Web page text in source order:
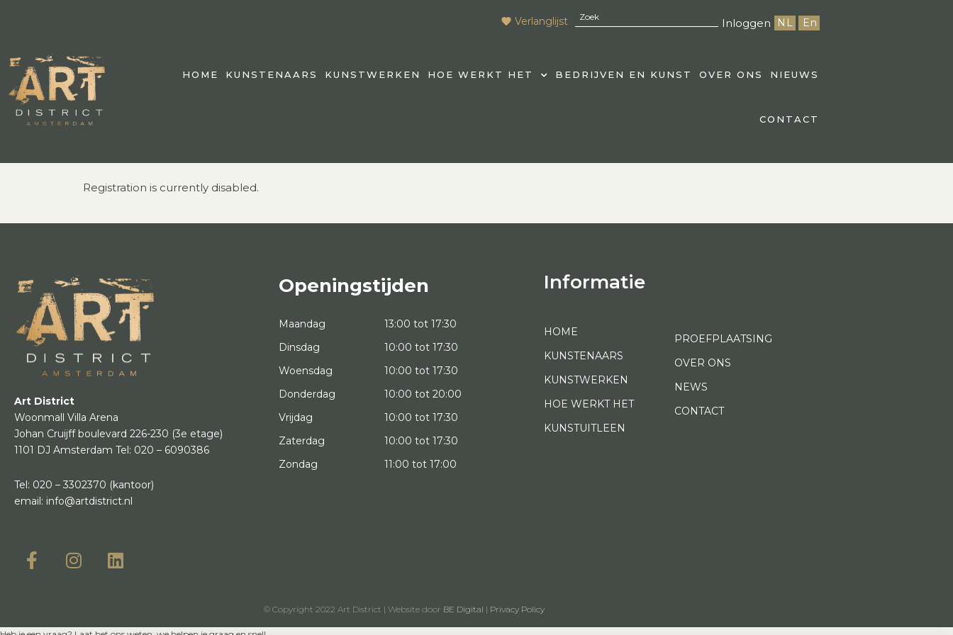
Verlanglijst Inloggen NL En
HOME KUNSTENAARS KUNSTWERKEN HOE WERKT HET BEDRIJVEN EN KUNST OVER ONS NIEUWS
CONTACT
Registration is currently disabled.
Art District
Woonmall Villa Arena
Johan Cruijff boulevard 226-230 (3e etage)
1101 DJ Amsterdam Tel: 020 – 6090386
Tel: 020 – 3302370 (kantoor)
email: info@artdistrict.nl
Openingstijden
Maandag
13:00 tot 17:30
Dinsdag
10:00 tot 17:30
Woensdag
10:00 tot 17:30
Donderdag
10:00 tot 20:00
Vrijdag
10:00 tot 17:30
Zaterdag
10:00 tot 17:30
Zondag
11:00 tot 17:00
Informatie
HOME
KUNSTENAARS
KUNSTWERKEN
HOE WERKT HET
KUNSTUITLEEN
PROEFPLAATSING
OVER ONS
NEWS
CONTACT
© Copyright 2022 Art District | Website door BE Digital | Privacy Policy